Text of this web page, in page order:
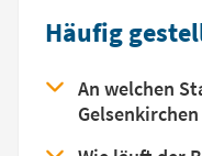
Häufig
An welchen